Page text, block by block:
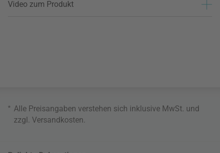
Video zum Produkt
* Alle Preisangaben verstehen sich inklusive MwSt. und
zzgl. Versandkosten